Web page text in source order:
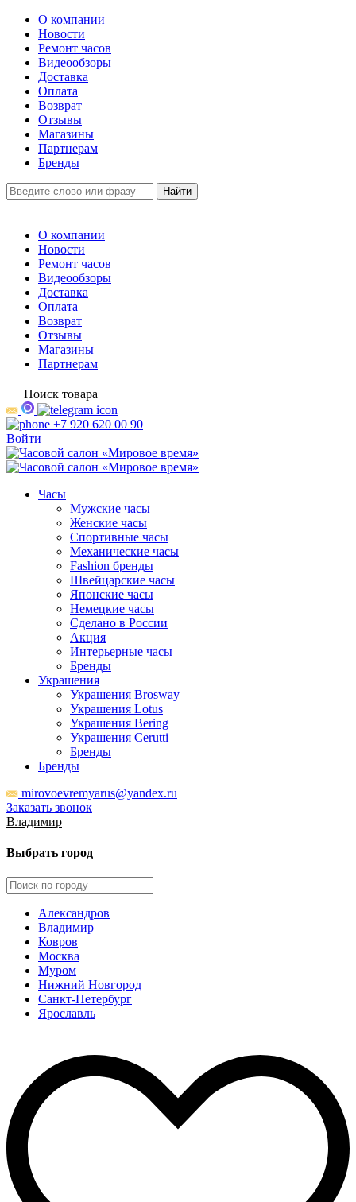
О компании
Новости
Ремонт часов
Видеообзоры
Доставка
Оплата
Возврат
Отзывы
Магазины
Партнерам
Бренды
О компании
Новости
Ремонт часов
Видеообзоры
Доставка
Оплата
Возврат
Отзывы
Магазины
Партнерам
Поиск товара
+7 920 620 00 90
Войти
Часы
Мужские часы
Женские часы
Спортивные часы
Механические часы
Fashion бренды
Швейцарские часы
Японские часы
Немецкие часы
Сделано в России
Акция
Интерьерные часы
Бренды
Украшения
Украшения Brosway
Украшения Lotus
Украшения Bering
Украшения Cerutti
Бренды
Бренды
mirovoevremyarus@yandex.ru
Заказать звонок
Владимир
Выбрать город
Александров
Владимир
Ковров
Москва
Муром
Нижний Новгород
Санкт-Петербург
Ярославль